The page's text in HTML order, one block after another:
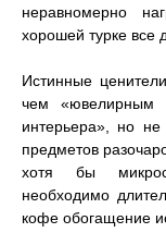
неравномерно
хорошей турке все
Истинные
чем «ювелирным
интерьера», но
предметов
хотя бы
необходимо
кофе обогащение